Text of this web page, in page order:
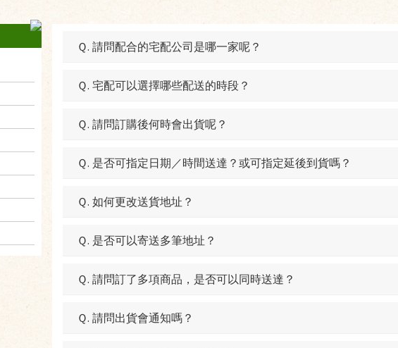
Ｑ. 請問配合的宅配公司是哪一家呢？
Ｑ. 宅配可以選擇哪些配送的時段？
Ｑ. 請問訂購後何時會出貨呢？
Ｑ. 是否可指定日期／時間送達？或可指定延後到貨嗎？
Ｑ. 如何更改送貨地址？
Ｑ. 是否可以寄送多筆地址？
Ｑ. 請問訂了多項商品，是否可以同時送達？
Ｑ. 請問出貨會通知嗎？